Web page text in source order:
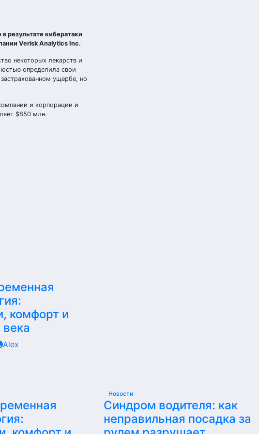
результате кибератаки
Verisk Analytics Inc.
некоторых лекарств и
определила свои
ущербе, но
и корпорации и
$850 млн.
комфорт и
века
Alex
Новости
Синдром водителя: как
неправильная посадка за